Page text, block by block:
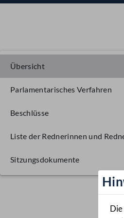
Übersicht
Parlamentarisches Verfahren
Beschlüsse
Liste der Rednerinnen und
Sitzungsdokumente